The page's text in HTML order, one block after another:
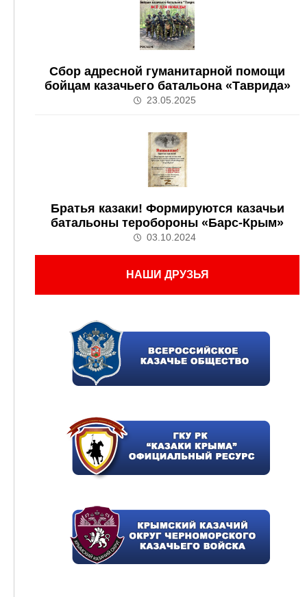
Сбор адресной гуманитарной помощи
бойцам казачьего батальона «Таврида»
23.05.2025
Братья казаки! Формируются казачьи
батальоны теробороны «Барс-Крым»
03.10.2024
НАШИ ДРУЗЬЯ